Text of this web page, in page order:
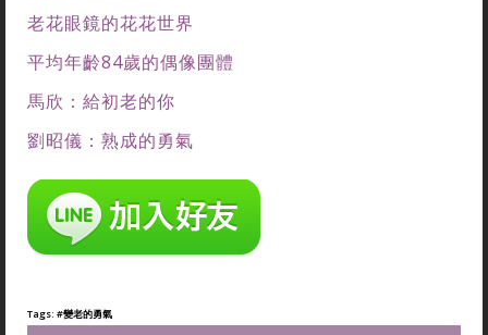
老花眼鏡的花花世界
平均年齡84歲的偶像團體
馬欣：給初老的你
劉昭儀：熟成的勇氣
Tags: #變老的勇氣